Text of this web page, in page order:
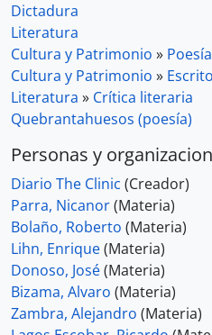
Dictadura
Literatura
Cultura y Patrimonio »
Cultura y Patrimonio »
Literatura » Crítica literaria
Quebrantahuesos (poesía)
Personas y
Diario The Clinic (Creador)
Parra, Nicanor(Materia)
Bolaño, Roberto (Materia)
Lihn, Enrique(Materia)
Donoso, José(Materia)
Bizama, Alvaro (Materia)
Zambra, Alejandro (Materia)